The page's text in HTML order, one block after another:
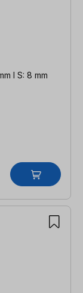
l S: 8 mm